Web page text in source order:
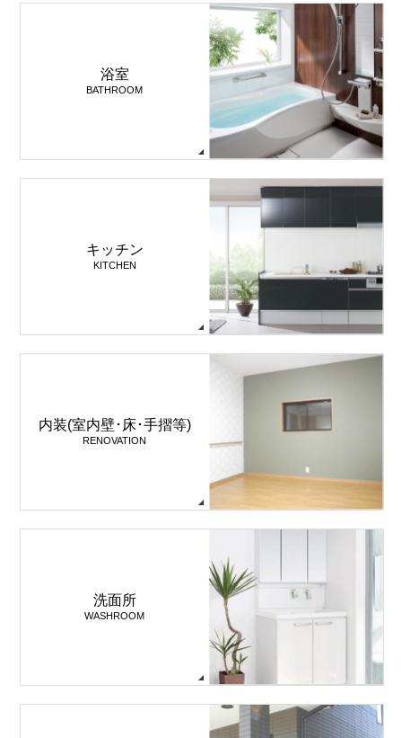
浴室
BATHROOM
キッチン
KITCHEN
内装(室内壁･床･手摺等)
RENOVATION
洗面所
WASHROOM